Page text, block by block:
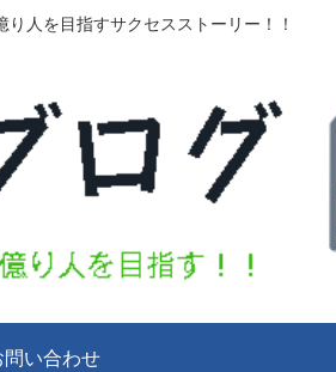
人を目指すサクセスストーリー！！
問い合わせ